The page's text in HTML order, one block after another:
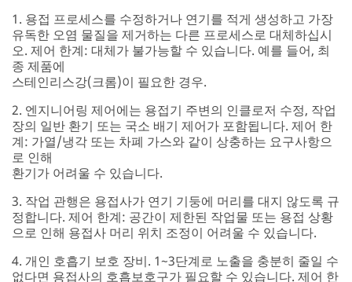
1. 용접 프로세스를 수정하거나 연기를 적게 생성하고 가장
유독한 오염 물질을 제거하는 다른 프로세스로 대체하십시
오. 제어 한계: 대체가 불가능할 수 있습니다. 예를 들어, 최
종 제품에
스테인리스강(크롬)이 필요한 경우.
2. 엔지니어링 제어에는 용접기 주변의 인클로저 수정, 작업
장의 일반 환기 또는 국소 배기 제어가 포함됩니다. 제어 한
계: 가열/냉각 또는 차폐 가스와 같이 상충하는 요구사항으
로 인해
환기가 어려울 수 있습니다.
3. 작업 관행은 용접사가 연기 기둥에 머리를 대지 않도록 규
정합니다. 제어 한계: 공간이 제한된 작업물 또는 용접 상황
으로 인해 용접사 머리 위치 조정이 어려울 수 있습니다.
4. 개인 호흡기 보호 장비. 1~3단계로 노출을 충분히 줄일 수
없다면 용접사의 호흡보호구가 필요할 수 있습니다. 제어 한